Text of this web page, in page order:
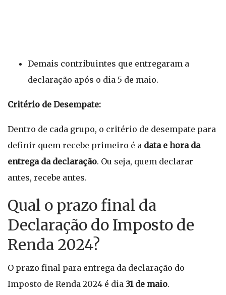
Demais contribuintes que entregaram a
declaração após o dia 5 de maio.
Critério de Desempate:
Dentro de cada grupo, o critério de desempate para
definir quem recebe primeiro é a data e hora da
entrega da declaração. Ou seja, quem declarar
antes, recebe antes.
Qual o prazo final da
Declaração do Imposto de
Renda 2024?
O prazo final para entrega da declaração do
Imposto de Renda 2024 é dia 31 de maio.